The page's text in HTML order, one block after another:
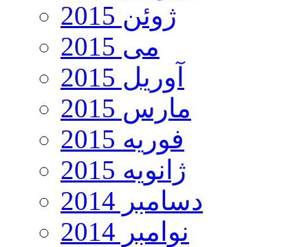
ژوئن 2015
می 2015
آوریل 2015
مارس 2015
فوریه 2015
ژانویه 2015
دسامبر 2014
نوامبر 2014